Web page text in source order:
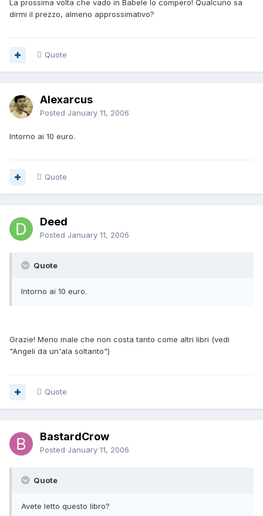
La prossima volta che vado in Babele lo compero! Qualcuno sa
dirmi il prezzo, almeno approssimativo?
Quote
Alexarcus
Posted January 11, 2006
Intorno ai 10 euro.
Quote
Deed
Posted January 11, 2006
Quote
Intorno ai 10 euro.
Grazie! Meno male che non costa tanto come altri libri (vedi
"Angeli da un'ala soltanto")
Quote
BastardCrow
Posted January 11, 2006
Quote
Avete letto questo libro?